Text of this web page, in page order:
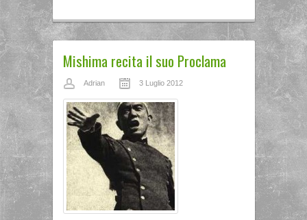
Mishima recita il suo Proclama
Adrian 3 Luglio 2012